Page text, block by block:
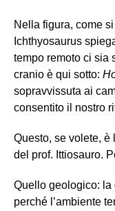
Nella figura, come
Ichthyosaurus
tempo remoto ci sia
cranio è qui sotto:
sopravvissuta ai
consentito il nostro
Questo, se volete, è
del prof. Ittiosauro.
Quello geologico: la
perché l’ambiente